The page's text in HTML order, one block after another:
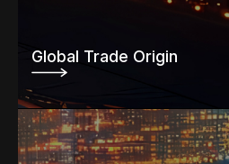
Global Trade Origin